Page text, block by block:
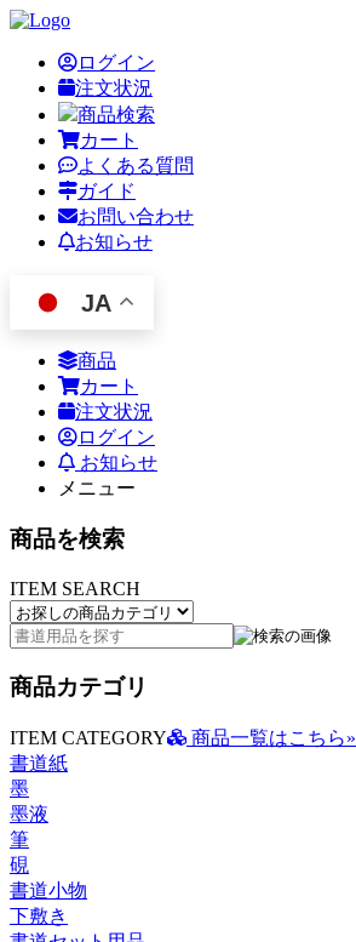
ログイン
注文状況
商品検索
カート
よくある質問
ガイド
お問い合わせ
お知らせ
JA
商品
カート
注文状況
ログイン
お知らせ
メニュー
商品を検索
ITEM SEARCH
商品カテゴリ
ITEM CATEGORY
商品一覧はこちら»
書道紙
墨
墨液
筆
硯
書道小物
下敷き